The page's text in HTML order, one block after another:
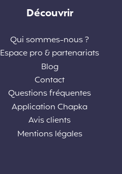
Découvrir
Qui sommes-nous ?
Espace pro & partenariats
Blog
Contact
Questions fréquentes
Application Chapka
Avis clients
Mentions légales